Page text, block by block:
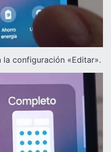
configuración «Editar».